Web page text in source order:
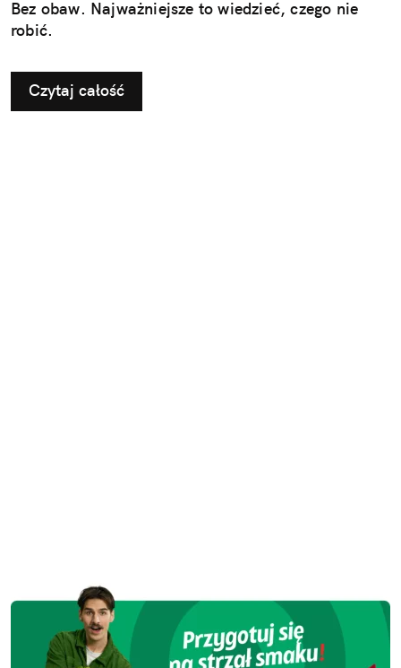
Bez obaw. Najważniejsze to wiedzieć, czego nie
robić.
Czytaj całość